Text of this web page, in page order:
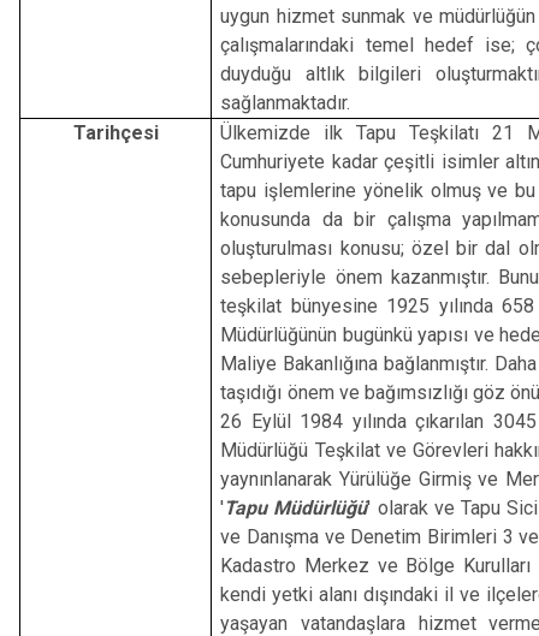
uygun hizmet sunmak ve
çalışmalarındaki temel hedef ise;
duyduğu altlık bilgileri
sağlanmaktadır.
Tarihçesi
Ülkemizde ilk Tapu Teşkilatı 21
Cumhuriyete kadar çeşitli isimler
tapu işlemlerine yönelik olmuş ve
konusunda da bir çalışma
oluşturulması konusu; özel bir dal
sebepleriyle önem kazanmıştır.
teşkilat bünyesine 1925 yılında
Müdürlüğünün bugünkü yapısı ve
Maliye Bakanlığına bağlanmıştır.
taşıdığı önem ve bağımsızlığı göz
26 Eylül 1984 yılında çıkarılan
Müdürlüğü Teşkilat ve Görevleri
yaynınlanarak Yürülüğe Girmiş ve
'Tapu Müdürlüğü' olarak ve Tapu
ve Danışma ve Denetim Birimleri 3
Kadastro Merkez ve Bölge Kurulları
kendi yetki alanı dışındaki il ve
yaşayan vatandaşlara hizmet